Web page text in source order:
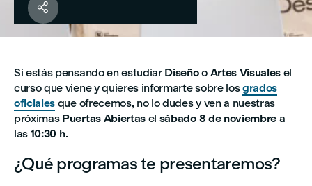

Si estás pensando en estudiar Diseñoo Artes Visuales el
curso que viene y quieres informarte sobre losgrados
oficiales que ofrecemos, no lo dudes y ven a nuestras
próximas Puertas Abiertas el sábado 8 de noviembre a
las 10:30 h.
¿Qué programas te presentaremos?